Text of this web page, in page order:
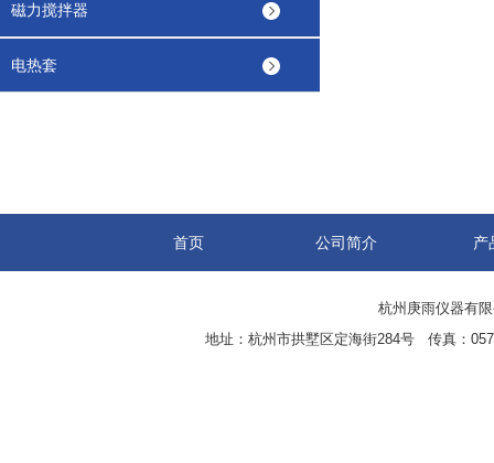
磁力搅拌器
电热套
首页 公司简介 产
杭州庚雨仪器有
地址：杭州市拱墅区定海街284号 传真：